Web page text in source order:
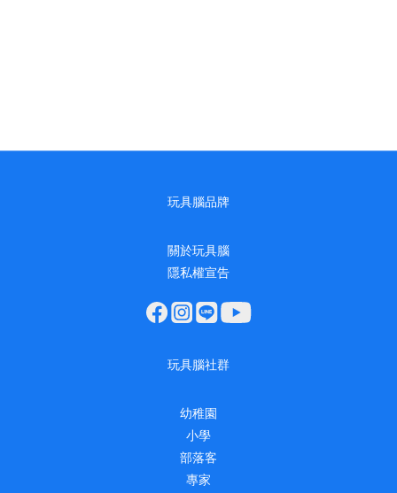
玩具腦品牌
關於玩具腦
隱私權宣告
玩具腦社群
幼稚園
小學
部落客
專家